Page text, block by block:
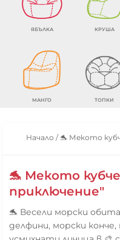
ЯБЪЛКА КРУША
МАНГО ТОПКИ
Начало /🐬 Мекото
🐬 Мекото
приключение"
🐬 Весели морски
делфини, морски